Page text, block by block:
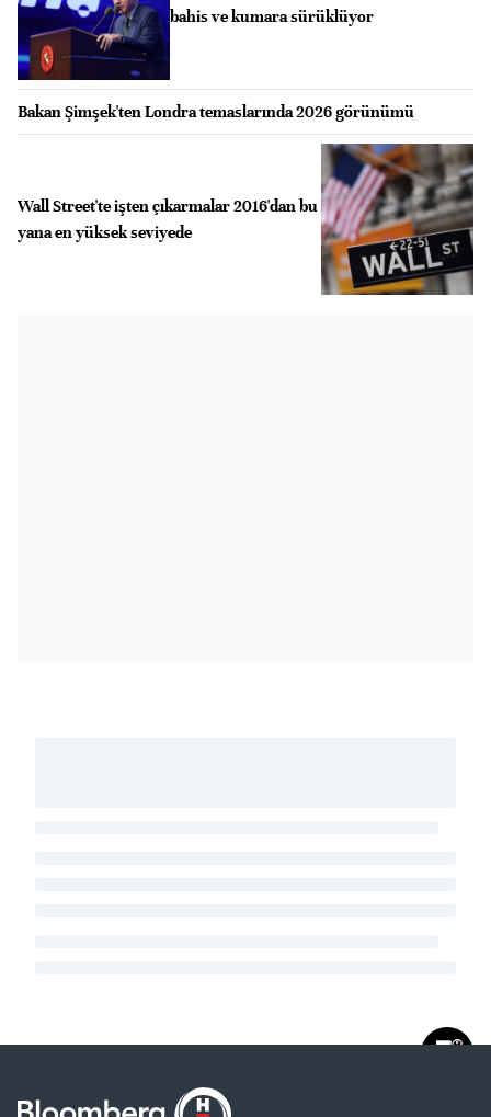
bahis ve kumara sürüklüyor
Bakan Şimşek'ten Londra temaslarında 2026 görünümü
Wall Street'te işten çıkarmalar 2016'dan bu
yana en yüksek seviyede